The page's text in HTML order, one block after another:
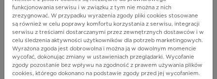
POKAŻ FILTRY
funkcjonowania serwisu i w związku z tym nie można z nich
zrezygnować. W przypadku wyrażenia zgody pliki cookies stosowane
są również w celu poprawy komfortu korzystania z serwisu, integracji
serwisu z treściami dostarczanymi przez zewnętrznych dostawców i w
celu śledzenia aktywności użytkowników dla potrzeb marketingowych.
Wyrażona zgoda jest dobrowolna i można ją w dowolnym momencie
wycofać, dokonując zmiany w ustawieniach przeglądarki. Wycofanie
zgody pozostanie bez wpływu na zgodność z prawem używania plików
cookies, którego dokonano na podstawie zgody przed jej wycofaniem.